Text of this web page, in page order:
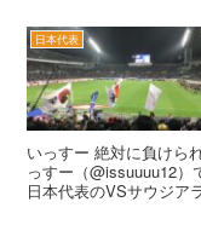
日本代表
いっすー 絶対に負けられない
っすー（@issuuuu12）です。 今回は2025年3月に行
日本代表のVSサウジア